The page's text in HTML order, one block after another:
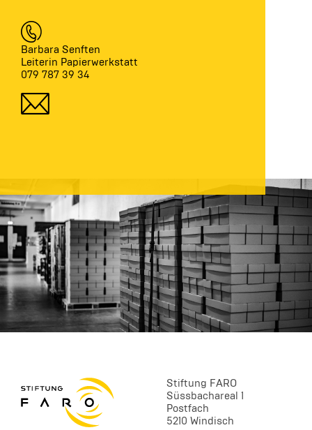
Barbara Senften
Leiterin Papierwerkstatt
079 787 39 34
Stiftung FARO
Süssbachareal 1
Postfach
5210 Windisch